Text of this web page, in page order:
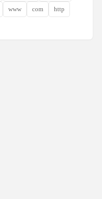
www com http